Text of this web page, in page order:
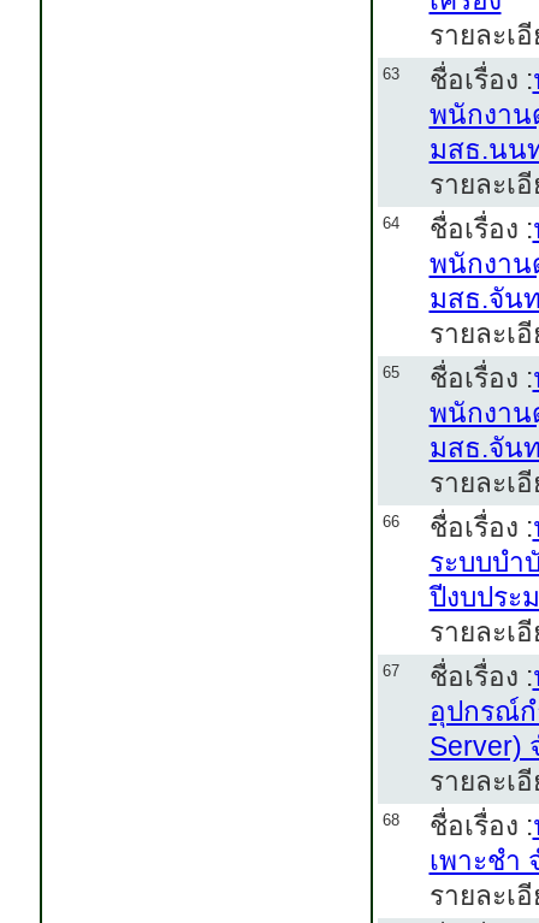
รายละเ
63 ชื่อเรื่อง :
พนักงา
มสธ.นน
รายละเ
64 ชื่อเรื่อง :
พนักงา
มสธ.จัน
รายละเ
65 ชื่อเรื่อง :
พนักงา
มสธ.จัน
รายละเ
66 ชื่อเรื่อง :
ระบบบำ
ปีงบประ
รายละเ
67 ชื่อเรื่อง :
อุปกรณ์ก
Server)
รายละเ
68 ชื่อเรื่อง :
เพาะชำ
รายละเ